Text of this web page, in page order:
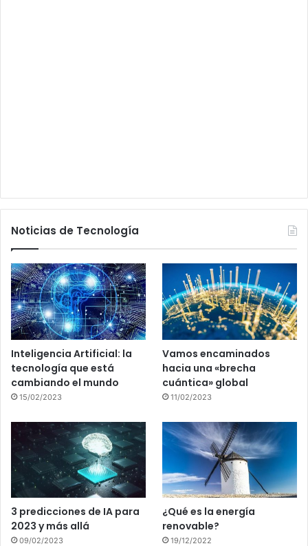
Noticias de Tecnología
Inteligencia Artificial: la
tecnología que está
cambiando el mundo
15/02/2023
Vamos encaminados
hacia una «brecha
cuántica» global
11/02/2023
3 predicciones de IA para
2023 y más allá
09/02/2023
¿Qué es la energía
renovable?
19/12/2022